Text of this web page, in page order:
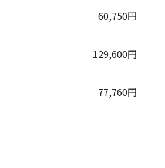
60,750円
129,600円
77,760円